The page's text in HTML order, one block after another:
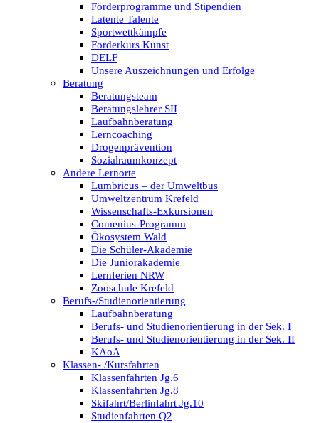
Förderprogramme und Stipendien
Latente Talente
Sportwettkämpfe
Forderkurs Kunst
DELF
Unsere Auszeichnungen und Erfolge
Beratung
Beratungsteam
Beratungslehrer SII
Laufbahnberatung
Lerncoaching
Drogenprävention
Sozialraumkonzept
Andere Lernorte
Lumbricus – der Umweltbus
Umweltzentrum Krefeld
Wissenschafts-Exkursionen
Comenius-Programm
Ökosystem Wald
Die Schüler-Akademie
Die Juniorakademie
Lernferien NRW
Zooschule Krefeld
Berufs-/Studienorientierung
Laufbahnberatung
Berufs- und Studienorientierung in der Sek. I
Berufs- und Studienorientierung in der Sek. II
KAoA
Klassen- /Kursfahrten
Klassenfahrten Jg.6
Klassenfahrten Jg.8
Skifahrt/Berlinfahrt Jg.10
Studienfahrten Q2